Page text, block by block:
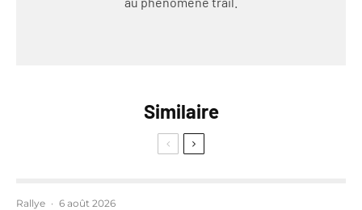
Similaire
Rallye · 6 août 2026